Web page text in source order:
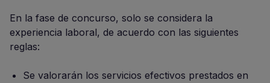
En la fase de concurso, solo se considera la
experiencia laboral, de acuerdo con las siguientes
reglas:
Se valorarán los servicios efectivos prestados en